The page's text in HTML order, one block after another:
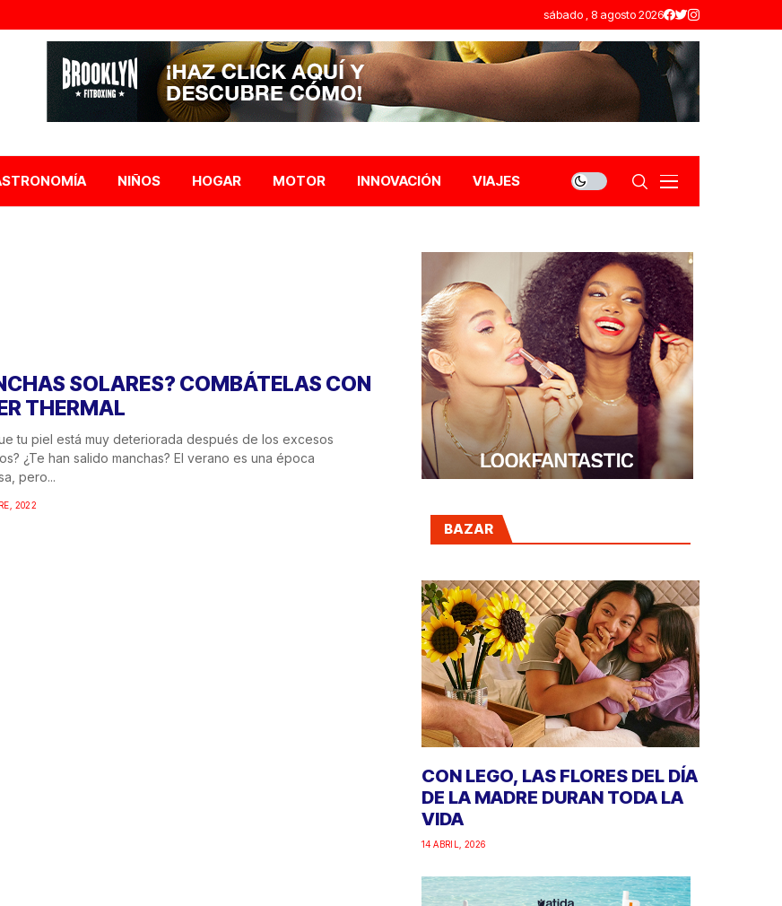
sábado , 8 agosto 2026
NIÑOS HOGAR MOTOR INNOVACIÓN VIAJES
SOLARES? COMBÁTELAS CON
THERMAL
tu piel está muy deteriorada después de los excesos
¿Te han salido manchas? El verano es una época
pero...
2022
BAZAR
CON LEGO, LAS FLORES DEL DÍA
DE LA MADRE DURAN TODA LA
VIDA
14 ABRIL, 2026